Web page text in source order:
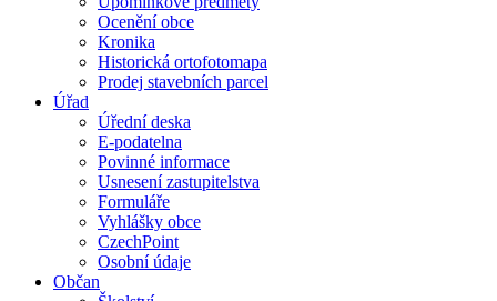
Ocenění obce
Kronika
Historická ortofotomapa
Prodej stavebních parcel
Úřad
Úřední deska
E-podatelna
Povinné informace
Usnesení zastupitelstva
Formuláře
Vyhlášky obce
CzechPoint
Osobní údaje
Občan